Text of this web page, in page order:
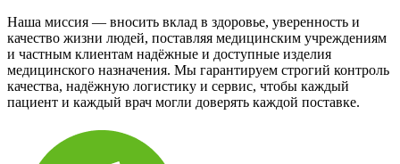
Наша миссия — вносить вклад в здоровье, уверенность и
качество жизни людей, поставляя медицинским учреждениям
и частным клиентам надёжные и доступные изделия
медицинского назначения. Мы гарантируем строгий контроль
качества, надёжную логистику и сервис, чтобы каждый
пациент и каждый врач могли доверять каждой поставке.